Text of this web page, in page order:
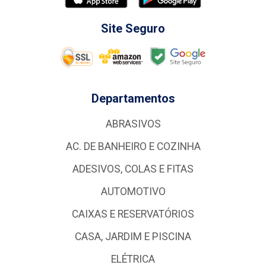
Site Seguro
Departamentos
ABRASIVOS
AC. DE BANHEIRO E COZINHA
ADESIVOS, COLAS E FITAS
AUTOMOTIVO
CAIXAS E RESERVATÓRIOS
CASA, JARDIM E PISCINA
ELÉTRICA